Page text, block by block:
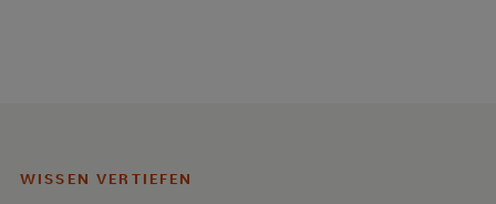
WISSEN VERTIEFEN